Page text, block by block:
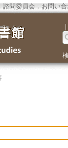
． 諮問委員会． お問い
｜